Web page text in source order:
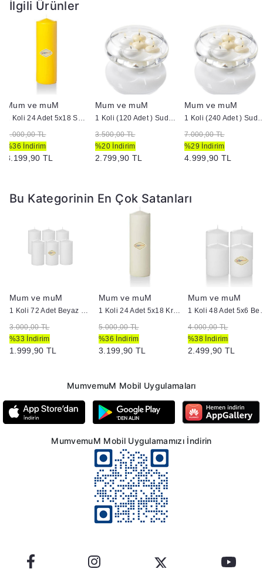
İlgili Ürünler
Mum ve muM
1 Koli 24 Adet 5x18 Sarı Silindir Kütük Mum
5.000,00 TL
%36 İndirim
3.199,90 TL
Mum ve muM
1 Koli (120 Adet ) Suda Yüzen Mum
3.500,00 TL
%20 İndirim
2.799,90 TL
Mum ve muM
1 Koli (240 Adet )
7.000,00 TL
%29 İndirim
4.999,90 TL
Bu Kategorinin En Çok Satanları
Mum ve muM
1 Koli 72 Adet Beyaz Bar Mum
3.000,00 TL
%33 İndirim
1.999,90 TL
Mum ve muM
1 Koli 24 Adet 5x18 Krem Silindir Kütük Mum
5.000,00 TL
%36 İndirim
3.199,90 TL
Mum ve muM
1 Koli
4.000,00 TL
%38 İndirim
2.499,90 TL
MumvemuM Mobil Uygulamaları
MumvemuM Mobil Uygulamamızı İndirin